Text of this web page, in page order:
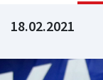
18.02.2021